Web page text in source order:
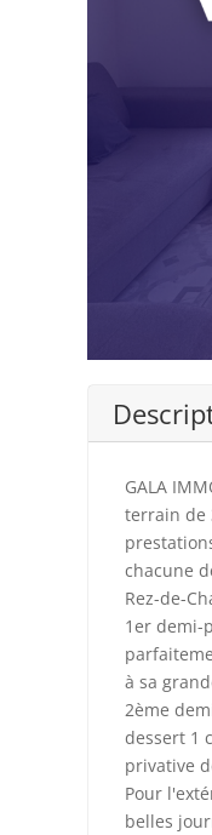
GALA
terrain de
chacune
Rez-de-
1er demi-
à sa
2ème
dessert 1
privative
Pour
belles